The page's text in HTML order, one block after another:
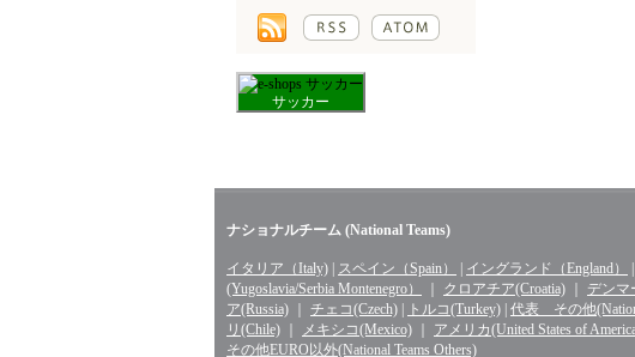
サッカー
ナショナルチーム (National Teams)
イタリア（Italy) スペイン（Spain） イングランド（England）
(Yugoslavia/Serbia Montenegro）
クロアチア(Croatia) デンマ
ア(Russia)
チェコ(Czech) トルコ(Turkey) 代表 その他
リ(Chile)
メキシコ(Mexico) アメリカ(United States of
その他EURO以外(National Teams Others)